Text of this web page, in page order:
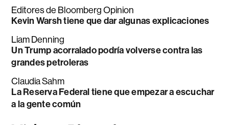
Editores de Bloomberg Opinion
Kevin Warsh tiene que dar algunas explicaciones
Liam Denning
Un Trump acorralado podría volverse contra las
grandes petroleras
Claudia Sahm
La Reserva Federal tiene que empezar a escuchar
a la gente común